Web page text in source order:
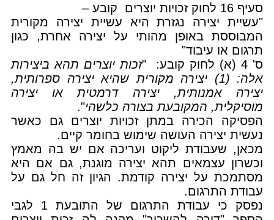
סעיף 16 לחוק זכויות יוצרים קובע –
"עשיית יצירה נגזרת היא עשיית יצירה מקורית
המבוססת באופן מהותי על יצירה אחרת, כגון
תרגום או עיבוד"
ס' 4 (א) לחוק קובע: "
זכות יוצרים תהא ביצירות
אלה: (1) יצירה מקורית שהיא יצירה ספרותית,
יצירה אמנותית, יצירה דרמטית או יצירה
מוסיקלית, המקובעת בצורה כלשהי".
הפסיקה הכירה במתן זכויות יוצרים גם כאשר
נעשית יצירה העושה שימוש בחומר קיים.
מכאן, שעבודת ליקוט ועריכה אם יש בה מאמץ
וכשרון עצמאים תהא יצירה מוגנת, גם אם היא
מסתמכת על יצירה קודמת. הגיון זה חל גם על
עבודת התרגום.
נפסק כי עבודת התרגום של התובעת 1 לגבי